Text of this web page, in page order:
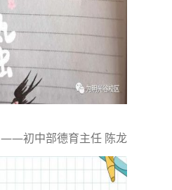
——初中部德育主任 陈龙